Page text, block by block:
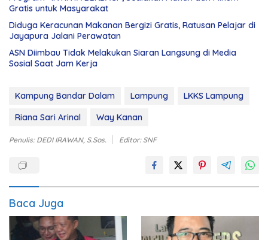
Gratis untuk Masyarakat
Diduga Keracunan Makanan Bergizi Gratis, Ratusan Pelajar di
Jayapura Jalani Perawatan
ASN Diimbau Tidak Melakukan Siaran Langsung di Media
Sosial Saat Jam Kerja
Kampung Bandar Dalam Lampung
LKKS Lampung
Riana Sari Arinal
Way Kanan
Penulis: DEDI IRAWAN, S.Sos. Editor: SNF
Baca Juga